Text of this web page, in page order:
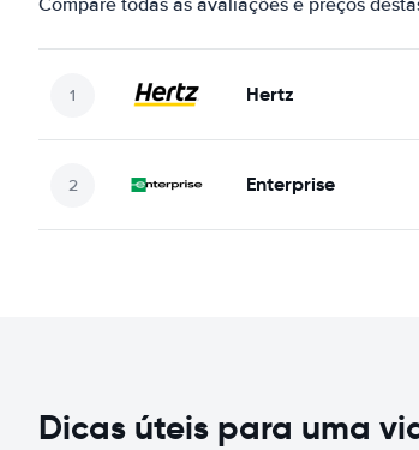
Compare todas as avaliações e preços
Hertz
Enterprise
Dicas úteis para uma